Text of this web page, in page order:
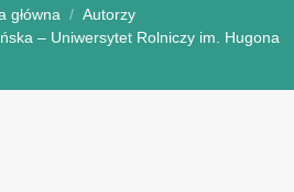
główna
Autorzy
– Uniwersytet Rolniczy im. Hugona